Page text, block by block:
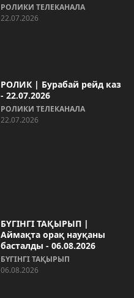
РОЛИКИ ТЕЛЕКАНАЛА
22.07.2026
РОЛИК | Бурабай рейд каз
- 22.07.2026
РОЛИКИ ТЕЛЕКАНАЛА
22.07.2026
БҮГІНГІ ТАҚЫРЫП |
Аймақта орақ науқаны
басталды - 06.08.2026
БҮГІНГІ ТАҚЫРЫП
06.08.2026